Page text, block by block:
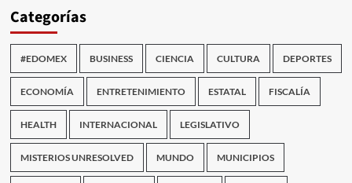
Categorías
#EDOMEX BUSINESS CIENCIA CULTURA DEPORTES
ECONOMÍA ENTRETENIMIENTO ESTATAL FISCALÍA
HEALTH INTERNACIONAL LEGISLATIVO
MISTERIOS UNRESOLVED MUNDO MUNICIPIOS